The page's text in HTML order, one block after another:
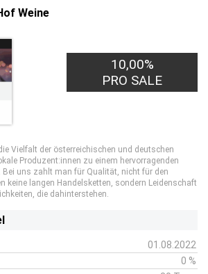
Weine
10,00%
PRO SALE
Vielfalt der österreichischen und deutschen
Produzent:innen zu einem hervorragenden
Bei uns zahlt man für Qualität, nicht für den
keine langen Handelsketten, sondern Leidenschaft
die dahinterstehen.
01.08.2022
0 %